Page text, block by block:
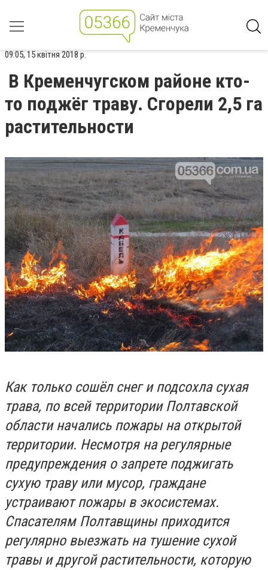
09:05, 15 квітня 2018 р.
В Кременчугском районе кто-
то поджёг траву. Сгорели 2,5 га
растительности
Как только сошёл снег и подсохла сухая
трава, по всей территории Полтавской
области начались пожары на открытой
территории. Несмотря на регулярные
предупреждения о запрете поджигать
сухую траву или мусор, граждане
устраивают пожары в экосистемах.
Спасателям Полтавщины приходится
регулярно выезжать на тушение сухой
травы и другой растительности, которую